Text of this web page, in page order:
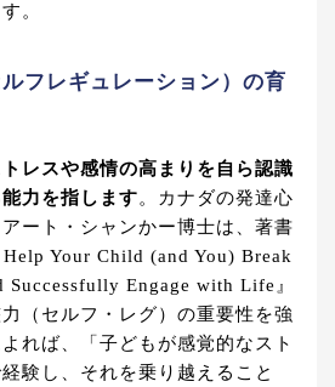
。
フレギュレーション）の育
レスや感情の高まりを自ら認識
力を指します。カナダの発達心
ート・シャンかー博士は、著書
Help Your Child (and You) Break
Successfully Engage with Life』
（セルフ・レグ）の重要性を強
れば、「子どもが感覚的なスト
験し、それを乗り越えること